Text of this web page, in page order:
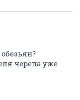
черепа уже